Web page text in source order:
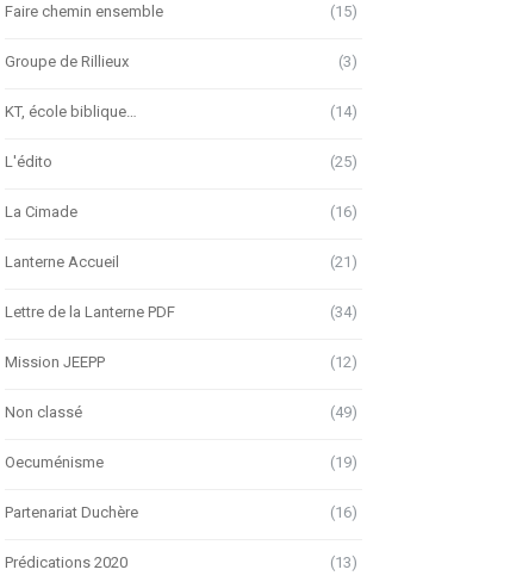
Faire chemin ensemble (15)
Groupe de Rillieux (3)
KT, école biblique… (14)
L'édito (25)
La Cimade (16)
Lanterne Accueil (21)
Lettre de la Lanterne PDF (34)
Mission JEEPP (12)
Non classé (49)
Oecuménisme (19)
Partenariat Duchère (16)
Prédications 2020 (13)